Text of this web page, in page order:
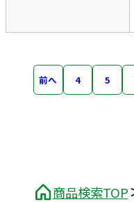
商品検索TOP
前へ 4 5